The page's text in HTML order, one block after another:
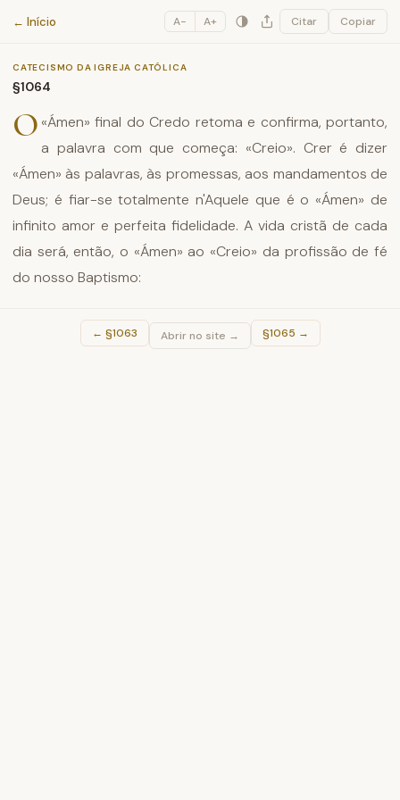
Catecismo da Igreja Católica
← Início A− A+ Citar Copiar
CATECISMO DA IGREJA CATÓLICA
§1064
O «Ámen» final do Credo retoma e confirma, portanto,
a palavra com que começa: «Creio». Crer é dizer
«Ámen» às palavras, às promessas, aos mandamentos de
Deus; é fiar-se totalmente n'Aquele que é o «Ámen» de
infinito amor e perfeita fidelidade. A vida cristã de cada
dia será, então, o «Ámen» ao «Creio» da profissão de fé
do nosso Baptismo:
← §1063 Abrir no site → §1065 →